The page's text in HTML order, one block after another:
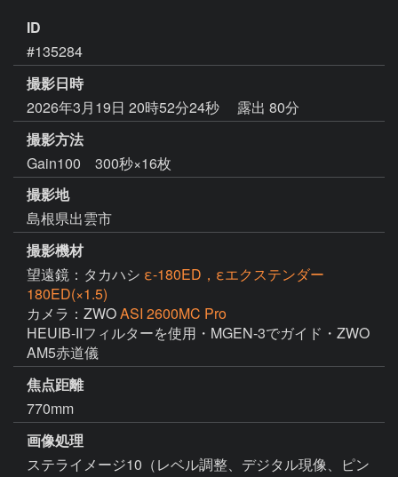
ID
#135284
撮影日時
2026年3月19日 20時52分24秒
露出 80分
撮影方法
Gain100 300秒×16枚
撮影地
島根県出雲市
撮影機材
望遠鏡：タカハシ ε-180ED，εエクステンダー
180ED(×1.5)
カメラ：ZWOASI 2600MC Pro
HEUIB-IIフィルターを使用・MGEN-3でガイド・ZWO
AM5赤道儀
焦点距離
770mm
画像処理
ステライメージ10（レベル調整、デジタル現像、ピン